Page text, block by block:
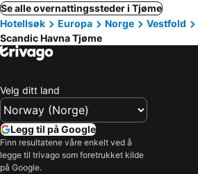
Se alle overnattingssteder i Tjøme
Hotellsøk
Europa Norge Vestfold
Scandic Havna Tjøme
Velg ditt land
Legg til på Google
Finn resultatene våre enkelt ved å
legge til trivago som foretrukket kilde
på Google.